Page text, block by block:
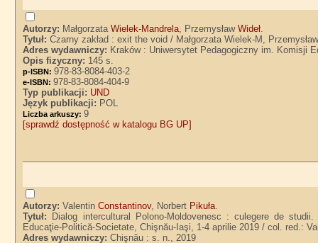
Autorzy: MałgorzataWielek-Mandrela, PrzemysławWideł.
Tytuł:Czarny zakład : exit the void / Małgorzata Wielek-M,
Adres wydawniczy: Kraków : Uniwersytet Pedagogiczny im. Komisji
Opis fizyczny: 145 s.
p-ISBN:978-83-8084-403-2
e-ISBN:978-83-8084-404-9
Typ publikacji: UND
Język publikacji: POL
Liczba arkuszy:9
[sprawdź dostępność w katalogu BG UP]
Autorzy:ValentinConstantinov, Norbert Pikuła.
Tytuł:
Dialog intercultural Polono-Moldovenesc : culegere de
Educaţie-Politică-Societate, Chişnău-Iaşi, 1-4 aprilie 2019 / col. red.:
Adres wydawniczy:Chişnău : s. n., 2019